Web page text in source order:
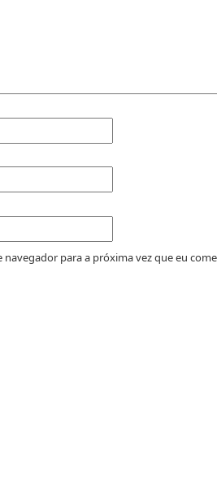
navegador para a próxima vez que eu